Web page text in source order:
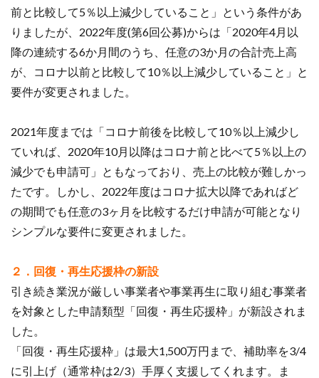
前と比較して5％以上減少していること」という条件があ
りましたが、2022年度(第6回公募)からは「2020年4月以
降の連続する6か月間のうち、任意の3か月の合計売上高
が、コロナ以前と比較して10％以上減少していること」と
要件が変更されました。
2021年度までは「コロナ前後を比較して10％以上減少し
ていれば、2020年10月以降はコロナ前と比べて5％以上の
減少でも申請可」ともなっており、売上の比較が難しかっ
たです。しかし、2022年度はコロナ拡大以降であればど
の期間でも任意の3ヶ月を比較するだけ申請が可能となり
シンプルな要件に変更されました。
２．回復・再生応援枠の新設
引き続き業況が厳しい事業者や事業再生に取り組む事業者
を対象とした申請類型「回復・再生応援枠」が新設されま
した。
「回復・再生応援枠」は最大1,500万円まで、補助率を3/4
に引上げ（通常枠は2/3）手厚く支援してくれます。ま